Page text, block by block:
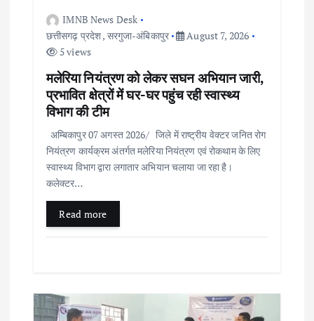
IMNB News Desk
छत्तीसगढ़ प्रदेश, सरगुजा-अंबिकापुर
August 7, 2026
5 views
मलेरिया नियंत्रण को लेकर सघन अभियान जारी,
प्रभावित क्षेत्रों में घर-घर पहुंच रही स्वास्थ्य
विभाग की टीम
अम्बिकापुर 07 अगस्त 2026/ जिले में राष्ट्रीय वेक्टर जनित रोग
नियंत्रण कार्यक्रम अंतर्गत मलेरिया नियंत्रण एवं रोकथाम के लिए
स्वास्थ्य विभाग द्वारा लगातार अभियान चलाया जा रहा है।
कलेक्टर…
Read more